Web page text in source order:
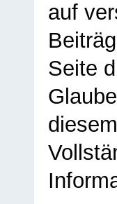
auf
Seite